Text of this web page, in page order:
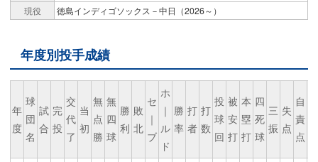
現役
徳島インディゴソックス－中日（2026～）
年度別投手成績
年
度
球
団
名
試
合
完
投
交
代
了
当
初
無
点
勝
無
四
球
勝
利
敗
北
セ
｜
ブ
ホ
｜
ル
ド
勝
率
打
者
打
数
投
球
回
被
安
打
本
塁
打
四
死
球
三
振
失
点
自
責
点